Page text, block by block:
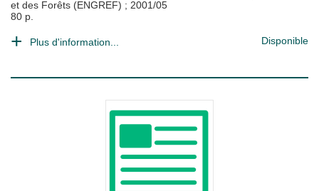
et des Forêts (ENGREF) ; 2001/05
80 p.
Plus d'information... Disponible